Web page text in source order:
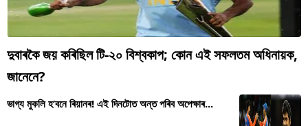
খেল
জীৱনশৈলী
বিশ্ব
প্ৰযুক্তি
দুবাৰকৈ জয় কৰিছিল টি-২০ বিশ্বকাপ; কোন এই সফলতম অধিনায়ক,
জানেনে?
ভাগ্য মুকলি হ’বনে ৰিয়ানৰ! এই দিনটোত অন্ত পৰিব অপেক্ষাৰ...